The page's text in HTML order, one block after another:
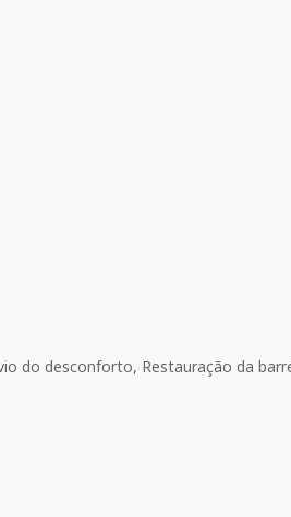
do desconforto, Restauração da